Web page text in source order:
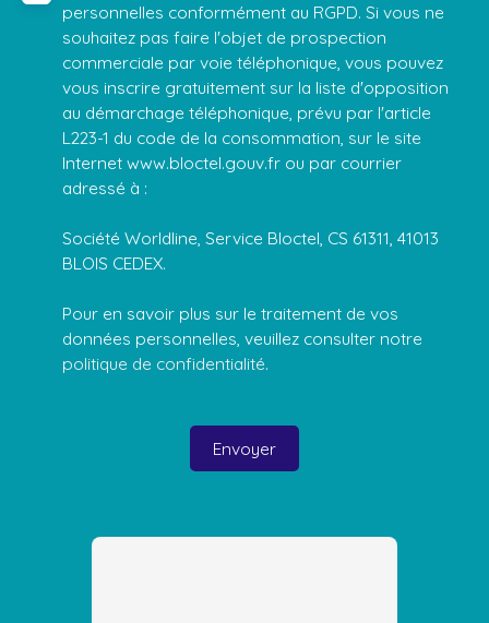
personnelles conformément au RGPD. Si vous ne
souhaitez pas faire l'objet de prospection
commerciale par voie téléphonique, vous pouvez
vous inscrire gratuitement sur la liste d'opposition
au démarchage téléphonique, prévu par l'article
L223-1 du code de la consommation, sur le site
Internet www.bloctel.gouv.fr ou par courrier
adressé à :
Société Worldline, Service Bloctel, CS 61311, 41013
BLOIS CEDEX.
Pour en savoir plus sur le traitement de vos
données personnelles, veuillez consulter notre
politique de confidentialité.
Envoyer